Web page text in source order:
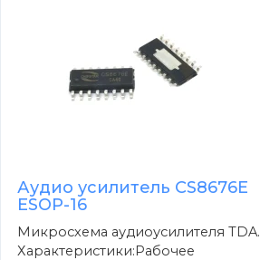
Аудио усилитель CS8676E
ESOP-16
Микросхема аудиоусилителя TDA.
Характеристики:Рабочее